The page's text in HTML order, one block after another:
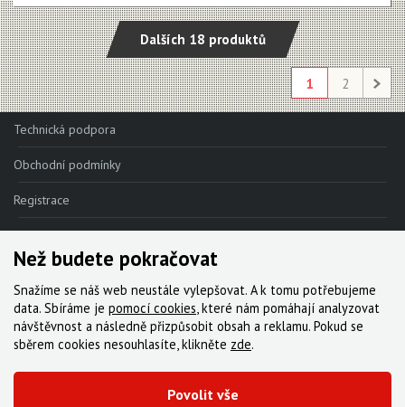
Dalších 18 produktů
1 2
Technická podpora
Obchodní podmínky
Registrace
Reklamace
Kde nakoupit
Kontakt
Servis
Ke stažení
Než budete pokračovat
Snažíme se náš web neustále vylepšovat. A k tomu potřebujeme
data. Sbíráme je pomocí cookies, které nám pomáhají analyzovat
návštěvnost a následně přizpůsobit obsah a reklamu. Pokud se
sběrem cookies nesouhlasíte, klikněte zde.
Povolit vše